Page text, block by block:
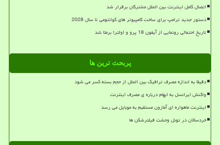
اتصال کامل اینترنت بین الملل مشترکان برقرار شد
دستور جدید ترامپ برای ساخت کامپیوتر های کوانتومی تا سال 2028
تاریخ احتمالی رونمایی از آیفون 18 پرو و اولترا برملا شد
پربحث ترین ها
دقیقا به اندازه مصرف ترافیک بین الملل از حجم بسته کسر می شود
واکنش ایرانسل به ابهام درباره ی مصرف اینترنت
اینترنت ماهواره ای آمازون مستقیم به موبایل می رسد
خردسالان در تونل وحشت فیلترشکن ها